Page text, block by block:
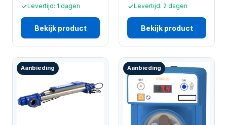
Levertijd: 1 dagen
Bekijk product
Levertijd: 2 dagen
Bekijk product
Aanbieding Aanbieding